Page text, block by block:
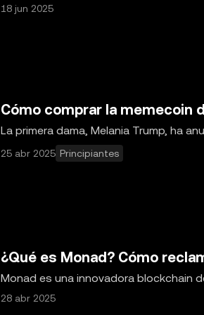
abordar desafíos específicos o
18 jun 2025
Cómo comprar la memecoin
La primera dama, Melania Trump, ha
oficial de X el 19 de enero de 2025. El
25 abr 2025 Principiantes
¿Qué es Monad? Cómo
Monad es una innovadora blockchain
Machine (EVM). Monad fue lanzado el
28 abr 2025